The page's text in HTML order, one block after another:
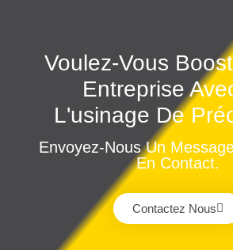
Voulez-Vous
Entreprise
L'usinage De
Envoyez-Nous Un
En Contact.
Contactez Nous